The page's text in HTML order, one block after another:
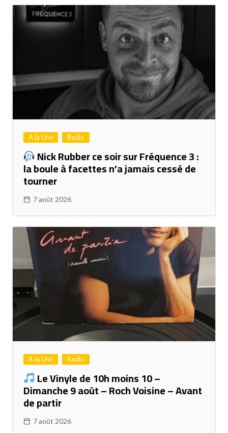
A la Une Radio
Nick Rubber ce soir sur Fréquence 3 :
la boule à facettes n’a jamais cessé de
tourner
7 août 2026
A la Une Radio
Le Vinyle de 10h moins 10 –
Dimanche 9 août – Roch Voisine – Avant
de partir
7 août 2026